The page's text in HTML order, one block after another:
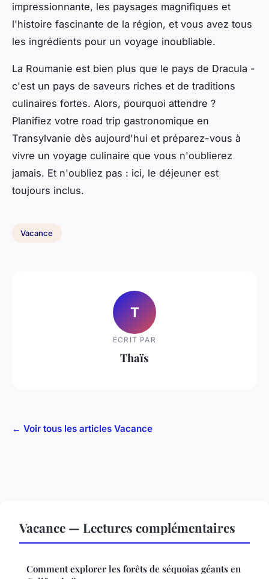
impressionnante, les paysages magnifiques et
l'histoire fascinante de la région, et vous avez tous
les ingrédients pour un voyage inoubliable.
La Roumanie est bien plus que le pays de Dracula -
c'est un pays de saveurs riches et de traditions
culinaires fortes. Alors, pourquoi attendre ?
Planifiez votre road trip gastronomique en
Transylvanie dès aujourd'hui et préparez-vous à
vivre un voyage culinaire que vous n'oublierez
jamais. Et n'oubliez pas : ici, le déjeuner est
toujours inclus.
Vacance
T
ECRIT PAR
Thaïs
← Voir tous les articles Vacance
Vacance — Lectures complémentaires
Comment explorer les forêts de séquoias géants en